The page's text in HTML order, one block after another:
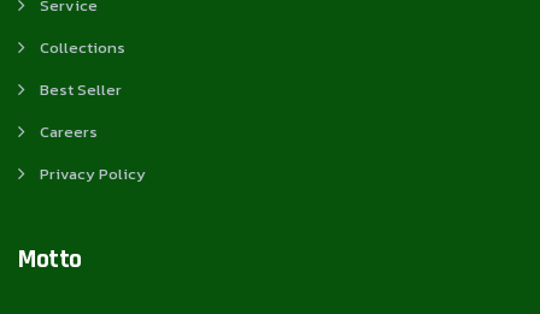
Service
Collections
Best Seller
Careers
Privacy Policy
Motto